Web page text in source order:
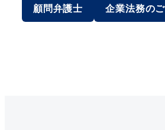
顧問弁護士 企業法務の